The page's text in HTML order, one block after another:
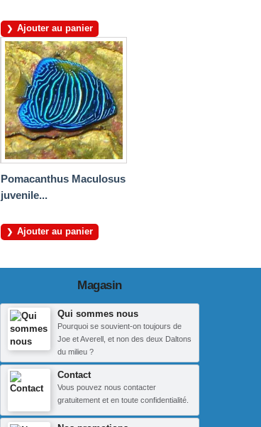
Ajouter au panier
Pomacanthus Maculosus
juvenile...
Ajouter au panier
Magasin
Qui sommes nous
Pourquoi se souvient-on toujours de
Joe et Averell, et non des deux Daltons
du milieu ?
Contact
Vous pouvez nous contacter
gratuitement et en toute confidentialité.